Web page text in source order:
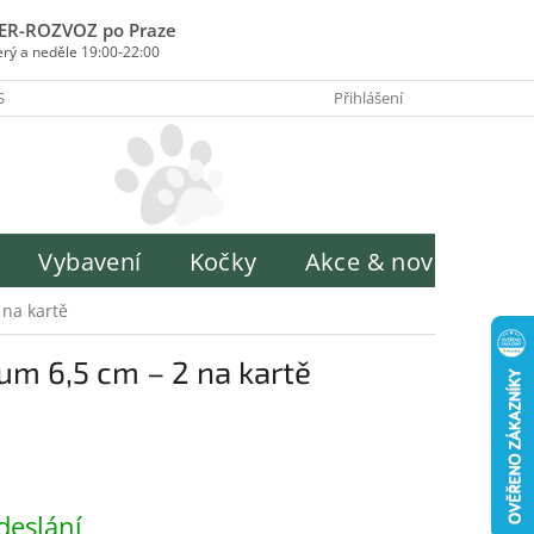
ROZVOZ po Praze
a neděle 19:00-22:00
PLATBY INFORMACE O ZPRACOVÁNÍ OSOBNÍCH ÚDAJŮ
Přihlášení
Vybavení Kočky Akce & novinky
kartě
6,5 cm – 2 na kartě